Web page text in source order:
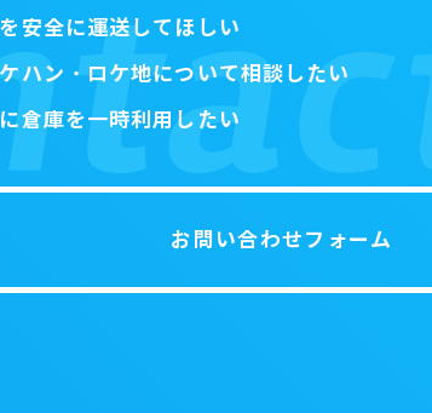
安全に運送してほしい
ハン・ロケ地について相談したい
倉庫を一時利用したい
お問い合わせフォーム